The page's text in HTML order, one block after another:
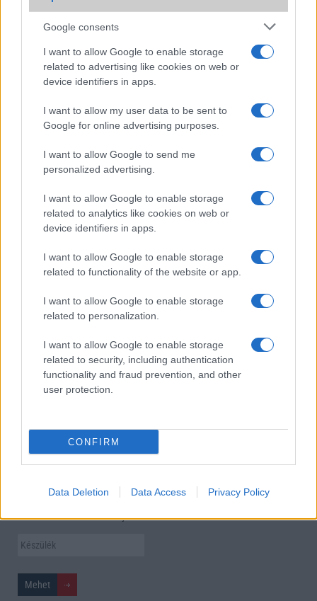
Google consents
I want to allow Google to enable storage
related to advertising like cookies on web or
device identifiers in apps.
I want to allow my user data to be sent to
Google for online advertising purposes.
I want to allow Google to send me
personalized advertising.
I want to allow Google to enable storage
related to analytics like cookies on web or
device identifiers in apps.
I want to allow Google to enable storage
related to functionality of the website or app.
I want to allow Google to enable storage
related to personalization.
I want to allow Google to enable storage
related to security, including authentication
functionality and fraud prevention, and other
user protection.
CONFIRM
Data Deletion Data Access Privacy Policy
További hírek
LEGOLVASOTTABBAK
UI 9 frissítésből – itt a lista az érintett modellekről
Apple az új csúcsmobilokról
Az Android rejtett automatizmusai: hat funkció, amely
Google Maps vs. Waze: A két navigációs óriás küzdelme a
telefonunkon
Ez a rejtett Samsung funkció teljesen megváltoztatja a
mobilhasználatot – sokan mégsem tudnak róla
Nem biztos, hogy érdemes kivárni az iPhone 18 Prot
A Galaxy S25 is megkaphatja a Galaxy S26 egyik legjobb
kamerás funkcióját
További hírek
Mennyibe kerül
Keressen a telefonboltok ajánlatai között!